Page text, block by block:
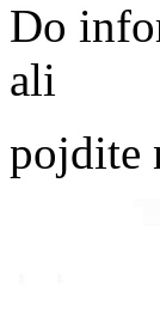
Do
ali
pojdite